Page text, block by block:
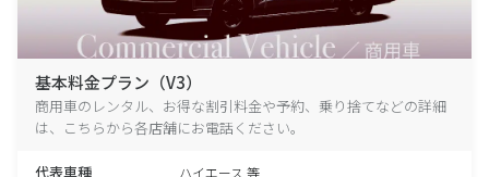
基本料金プラン（V3）
商用車のレンタル、お得な割引料金や予約、乗り捨てなどの詳細
は、こちらから各店舗にお電話ください。
代表車種 ハイエース 等